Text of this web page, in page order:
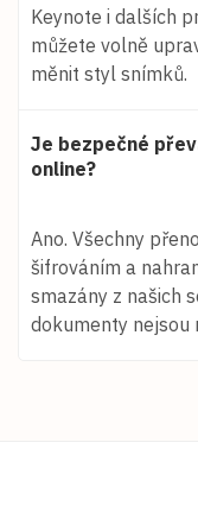
Keynote i dalších
můžete volně
měnit styl snímků.
Je bezpečné
online?
Ano. Všechny
šifrováním a
smazány z našich
dokumenty nejsou